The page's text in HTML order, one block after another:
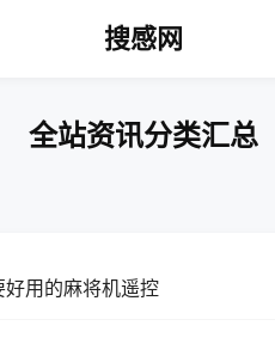
搜感网
全站资讯分类汇总
好用的麻将机遥控